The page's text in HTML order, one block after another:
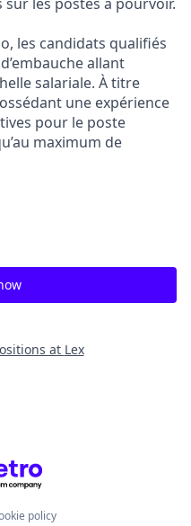
les candidats qualifiés
allant
salariale. À titre
une expérience
pour le poste
maximum de
at Lex
Getro.com
policy